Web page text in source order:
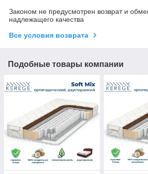
Законом не предусмотрен возврат и
надлежащего качества
Все условия возврата
Подобные товары компании